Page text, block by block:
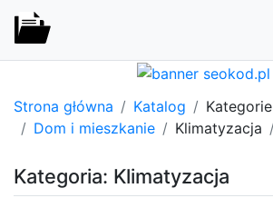
Strona główna Katalog
Kategorie
Dom i mieszkanie
Klimatyzacja
Kategoria: Klimatyzacja